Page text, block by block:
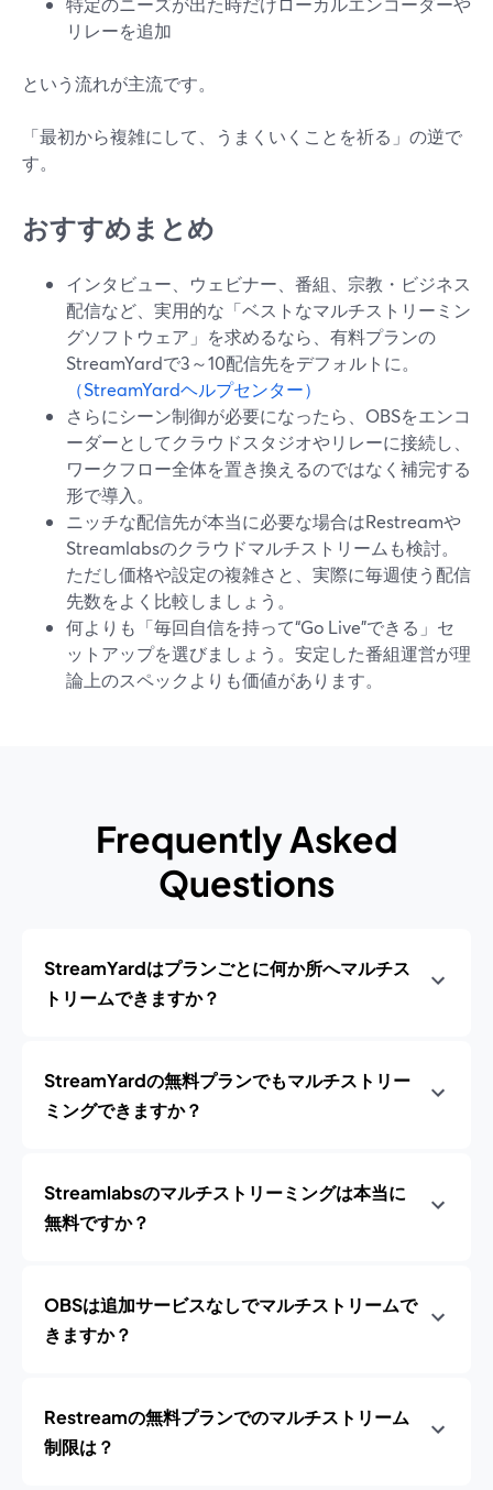
リレーを追加
という流れが主流です。
「最初から複雑にして、うまくいくことを祈る」の逆で
す。
おすすめまとめ
インタビュー、ウェビナー、番組、宗教・ビジネス
配信など、実用的な「ベストなマルチストリーミン
グソフトウェア」を求めるなら、有料プランの
StreamYardで3～10配信先をデフォルトに。
（StreamYardヘルプセンター）
さらにシーン制御が必要になったら、OBSをエンコ
ーダーとしてクラウドスタジオやリレーに接続し、
ワークフロー全体を置き換えるのではなく補完する
形で導入。
ニッチな配信先が本当に必要な場合はRestreamや
Streamlabsのクラウドマルチストリームも検討。
ただし価格や設定の複雑さと、実際に毎週使う配信
先数をよく比較しましょう。
何よりも「毎回自信を持って“Go Live”できる」セ
ットアップを選びましょう。安定した番組運営が理
論上のスペックよりも価値があります。
Frequently Asked
Questions
StreamYardはプランごとに何か所へマルチス
トリームできますか？
StreamYardの無料プランでもマルチストリー
ミングできますか？
Streamlabsのマルチストリーミングは本当に
無料ですか？
OBSは追加サービスなしでマルチストリームで
きますか？
Restreamの無料プランでのマルチストリーム
制限は？